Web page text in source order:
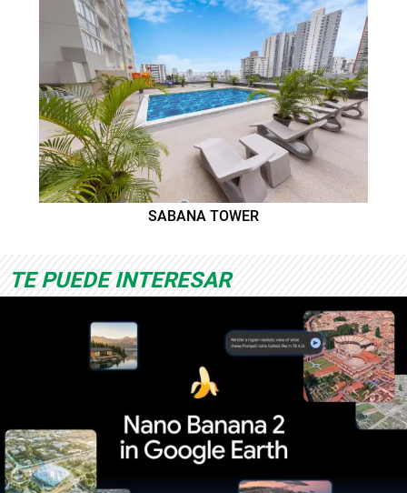
SABANA TOWER
TE PUEDE INTERESAR